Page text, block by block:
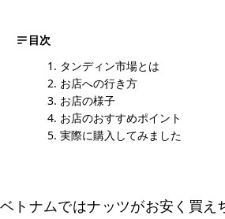
目次
タンディン市場とは
お店への行き方
お店の様子
お店のおすすめポイント
実際に購入してみました
ベトナムではナッツがお安く買